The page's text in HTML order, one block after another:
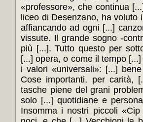
«professore», che continua
liceo di Desenzano, ha
affiancando ad ogni [...]
vissute. Il grande sogno -
più [...]. Tutto questo per
[...] opera, o come il tempo
i valori «universali»: [...]
Cose importanti, per carità,
tasche piene del grani
solo [...] quotidiane e
Insomma i nostri piccoli